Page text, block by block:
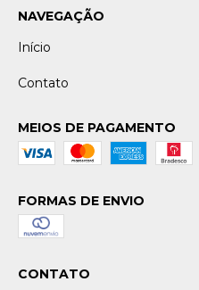
NAVEGAÇÃO
Início
Contato
MEIOS DE PAGAMENTO
FORMAS DE ENVIO
CONTATO